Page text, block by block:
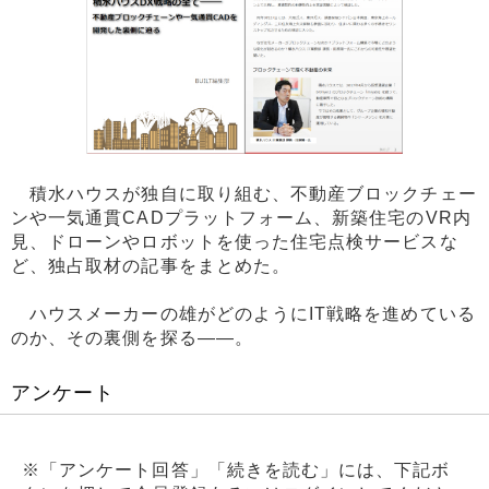
積水ハウスが独自に取り組む、不動産ブロックチェー
ンや一気通貫CADプラットフォーム、新築住宅のVR内
見、ドローンやロボットを使った住宅点検サービスな
ど、独占取材の記事をまとめた。
ハウスメーカーの雄がどのようにIT戦略を進めている
のか、その裏側を探る――。
アンケート
※「アンケート回答」「続きを読む」には、下記ボ